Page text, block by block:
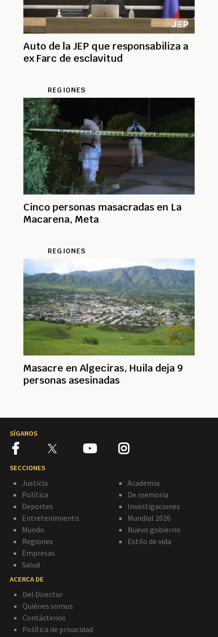
Auto de la JEP que responsabiliza a
ex Farc de esclavitud
REGIONES
Cinco personas masacradas en La
Macarena, Meta
REGIONES
Masacre en Algeciras, Huila deja 9
personas asesinadas
SÍGANOS
SECCIONES
Justicia
Política
Deportes
Entretenimiento
Mundo
Regiones
Empresas
Salud
Academia
De memoria
Investigaciones
Mundial 2026
Nuevo gobierno
Estilo de vida
ACERCA DE
Del Director
Quiénes somos
Contáctenos
Política de privacidad